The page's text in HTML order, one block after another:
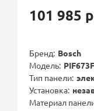
101 985
Бренд Bosch
Модель
Тип панели
Установка
Материал